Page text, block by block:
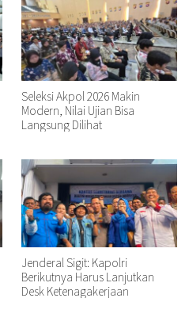
Seleksi Akpol 2026 Makin
Modern, Nilai Ujian Bisa
Langsung Dilihat
Jenderal Sigit: Kapolri
Berikutnya Harus Lanjutkan
Desk Ketenagakerjaan